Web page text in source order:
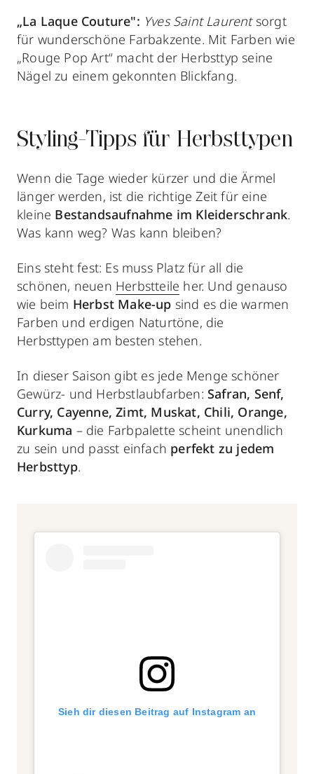
„La Laque Couture": Yves Saint Laurentsorgt
für wunderschöne Farbakzente. Mit Farben wie
„Rouge Pop Art“ macht der Herbsttyp seine
Nägel zu einem gekonnten Blickfang.
Styling-Tipps für Herbsttypen
Wenn die Tage wieder kürzer und die Ärmel
länger werden, ist die richtige Zeit für eine
kleine Bestandsaufnahme im Kleiderschrank.
Was kann weg? Was kann bleiben?
Eins steht fest: Es muss Platz für all die
schönen, neuen Herbstteile her. Und genauso
wie beim Herbst Make-up sind es die warmen
Farben und erdigen Naturtöne, die
Herbsttypen am besten stehen.
In dieser Saison gibt es jede Menge schöner
Gewürz- und Herbstlaubfarben: Safran, Senf,
Curry, Cayenne, Zimt, Muskat, Chili, Orange,
Kurkuma – die Farbpalette scheint unendlich
zu sein und passt einfach perfekt zu jedem
Herbsttyp.
Sieh dir diesen Beitrag auf Instagram an